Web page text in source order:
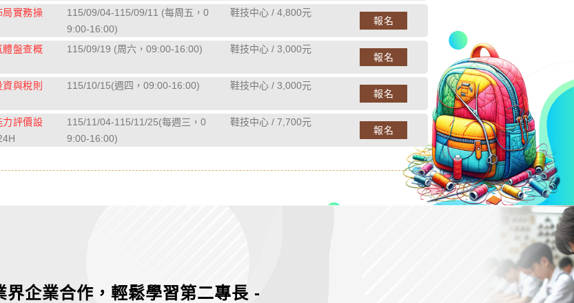
局實務操
115/09/04-115/09/11 (每周五，0
9:00-16:00)
鞋技中心 / 4,800元
報名
體盤查概
115/09/19 (周六，09:00-16:00) 鞋技中心 / 3,000元
報名
與稅則
115/10/15(週四，09:00-16:00) 鞋技中心 / 3,000元
報名
力評價設
115/11/04-115/11/25(每週三，0
9:00-16:00)
鞋技中心 / 7,700元
報名
界企業合作，輕鬆學習第二專長 -